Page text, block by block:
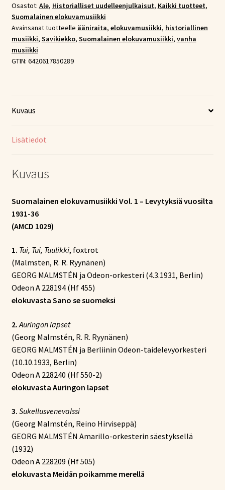
(Vol
1.
-
Vol
10.)
Osastot: Ale, Historialliset uudelleenjulkaisut, Kaikki tuotteet,
Suomalainen elokuvamusiikki
Avainsanat tuotteelle ääniraita, elokuvamusiikki, historiallinen
musiikki, Savikiekko, Suomalainen elokuvamusiikki, vanha
musiikki
GTIN: 6420617850289
Kuvaus
Lisätiedot
Kuvaus
Suomalainen elokuvamusiikki Vol. 1 – Levytyksiä vuosilta
1931-36
(AMCD 1029)
1. Tui, Tui, Tuulikki, foxtrot
(Malmsten, R. R. Ryynänen)
GEORG MALMSTÉN ja Odeon-orkesteri (4.3.1931, Berlin)
Odeon A 228194 (Hf 455)
elokuvasta Sano se suomeksi
2.Auringon lapset
(Georg Malmstén, R. R. Ryynänen)
GEORG MALMSTÉN ja Berliinin Odeon-taidelevyorkesteri
(10.10.1933, Berlin)
Odeon A 228240 (Hf 550-2)
elokuvasta Auringon lapset
3. Sukellusvenevalssi
(Georg Malmstén, Reino Hirviseppä)
GEORG MALMSTÉN Amarillo-orkesterin säestyksellä
(1932)
Odeon A 228209 (Hf 505)
elokuvasta Meidän poikamme merellä